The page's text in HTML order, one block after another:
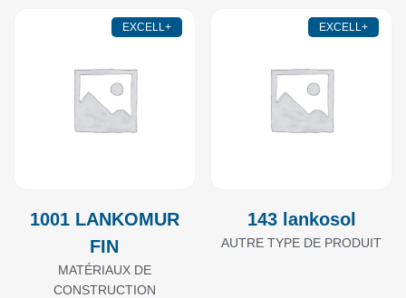
EXCELL+
1001 LANKOMUR
FIN
MATÉRIAUX DE
CONSTRUCTION
EXCELL+
143 lankosol
AUTRE TYPE DE PRODUIT